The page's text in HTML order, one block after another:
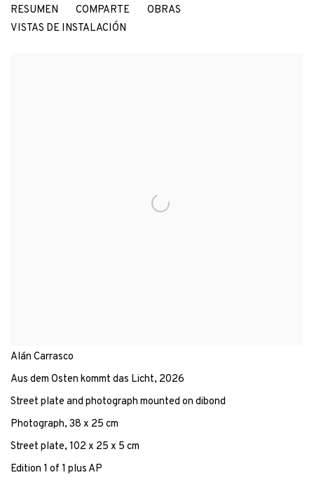
ALÁN CARRASCO
RESUMEN COMPARTE
OBRAS
VISTAS DE INSTALACIÓN
Alán Carrasco
Aus dem Osten kommt das Licht, 2026
Street plate and photograph mounted on dibond
Photograph, 38 x 25 cm
Street plate, 102 x 25 x 5 cm
Edition 1 of 1 plus AP